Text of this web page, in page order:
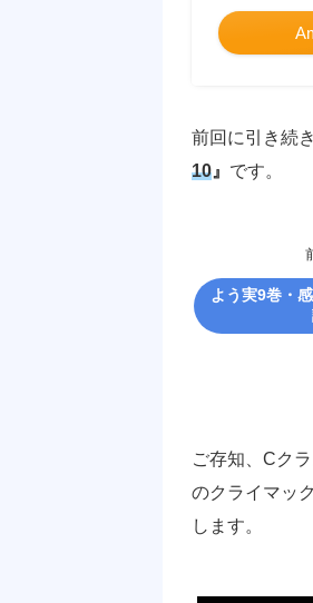
前回に引き続
10 』 です。
よう実9巻・
ご存知、Cク
のクライマッ
します。